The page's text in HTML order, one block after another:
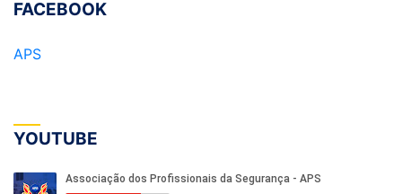
FACEBOOK
APS
YOUTUBE